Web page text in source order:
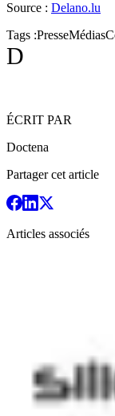
Source : Delano.lu
Tags :PresseMédias
D
ÉCRIT PAR
Doctena
Partager cet article
Articles associés